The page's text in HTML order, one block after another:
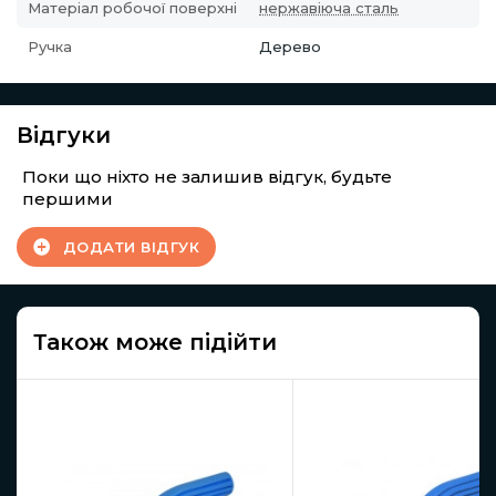
Матеріал робочої поверхні нержавіюча сталь
Ручка Дерево
Відгуки
Поки що ніхто не залишив відгук, будьте
першими
ДОДАТИ ВІДГУК
Також може підійти